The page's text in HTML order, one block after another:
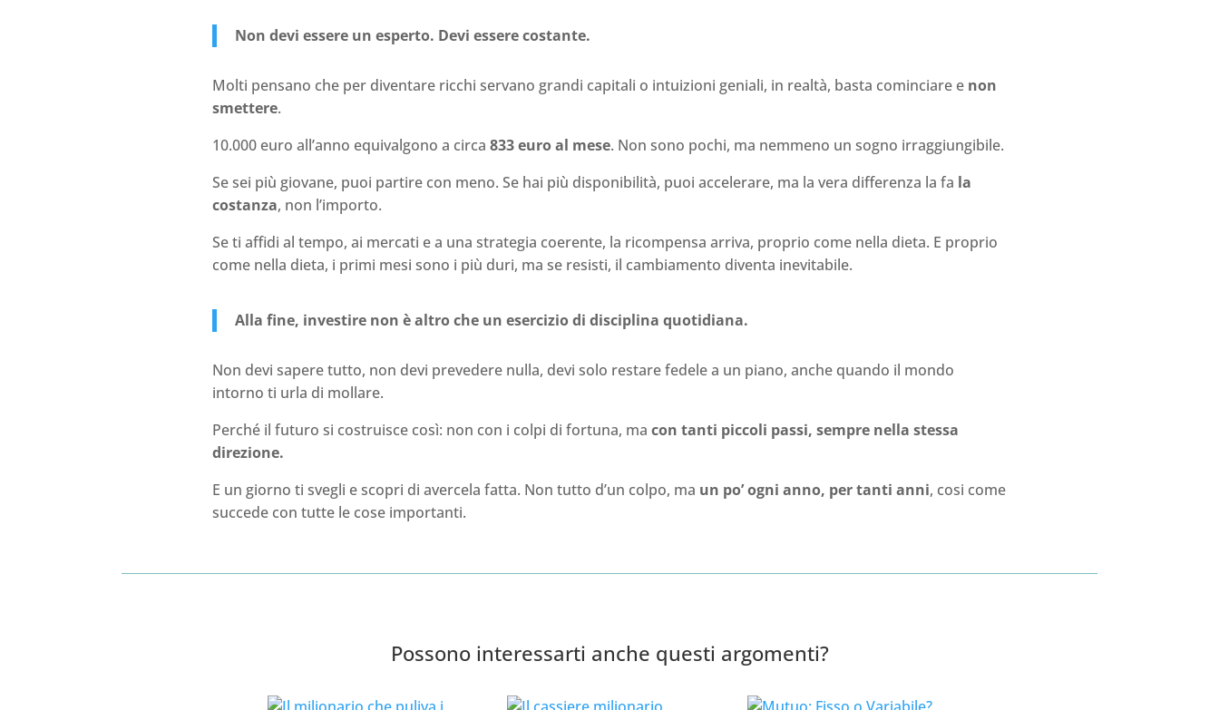
Non devi essere un esperto. Devi essere costante.
Molti pensano che per diventare ricchi servano grandi capitali o intuizioni geniali, in realtà, basta cominciare e non
smettere.
10.000 euro all’anno equivalgono a circa833 euro al mese. Non sono pochi, ma nemmeno un sogno irraggiungibile.
Se sei più giovane, puoi partire con meno. Se hai più disponibilità, puoi accelerare, ma la vera differenza la fa la
costanza, non l’importo.
Se ti affidi al tempo, ai mercati e a una strategia coerente, la ricompensa arriva, proprio come nella dieta. E proprio
come nella dieta, i primi mesi sono i più duri, ma se resisti, il cambiamento diventa inevitabile.
Alla fine, investire non è altro che un esercizio di disciplina quotidiana.
Non devi sapere tutto, non devi prevedere nulla, devi solo restare fedele a un piano, anche quando il mondo
intorno ti urla di mollare.
Perché il futuro si costruisce così: non con i colpi di fortuna, macon tanti piccoli passi, sempre nella stessa
direzione.
E un giorno ti svegli e scopri di avercela fatta. Non tutto d’un colpo, ma un po’ ogni anno, per tanti anni, cosi come
succede con tutte le cose importanti.
Possono interessarti anche questi argomenti?